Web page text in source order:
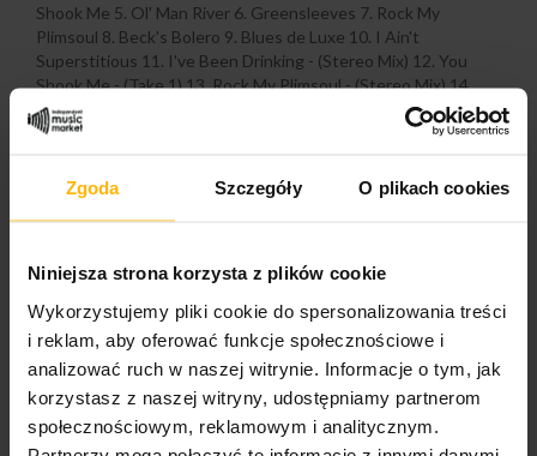
Zgoda Szczegóły O plikach cookies
Niniejsza strona korzysta z plików cookie
Wykorzystujemy pliki cookie do spersonalizowania treści
i reklam, aby oferować funkcje społecznościowe i
analizować ruch w naszej witrynie. Informacje o tym, jak
korzystasz z naszej witryny, udostępniamy partnerom
społecznościowym, reklamowym i analitycznym.
Shook Me 5. Ol' Man River 6. Greensleeves 7. Rock My
Plimsoul 8. Beck's Bolero 9. Blues de Luxe 10. I Ain't
Superstitious 11. I've Been Drinking - (Stereo Mix) 12. You
Shook Me - (Take 1) 13. Rock My Plimsoul - (Stereo Mix) 14.
(Beck's) Bolero 15. Blues de Luxe - (Take 1) 16. Tallyman 17.
Love Is Blue 18. Hi-Ho Silver Lining - (Stereo Mix)
ILOŚĆ: